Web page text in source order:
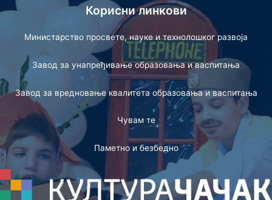
Корисни линкови
Министарство просвете, науке и технолошког развоја
Завод за унапређивање образовања и васпитања
Завод за вредновање квалитета образовања и васпитања
Чувам те
Паметно и безбедно